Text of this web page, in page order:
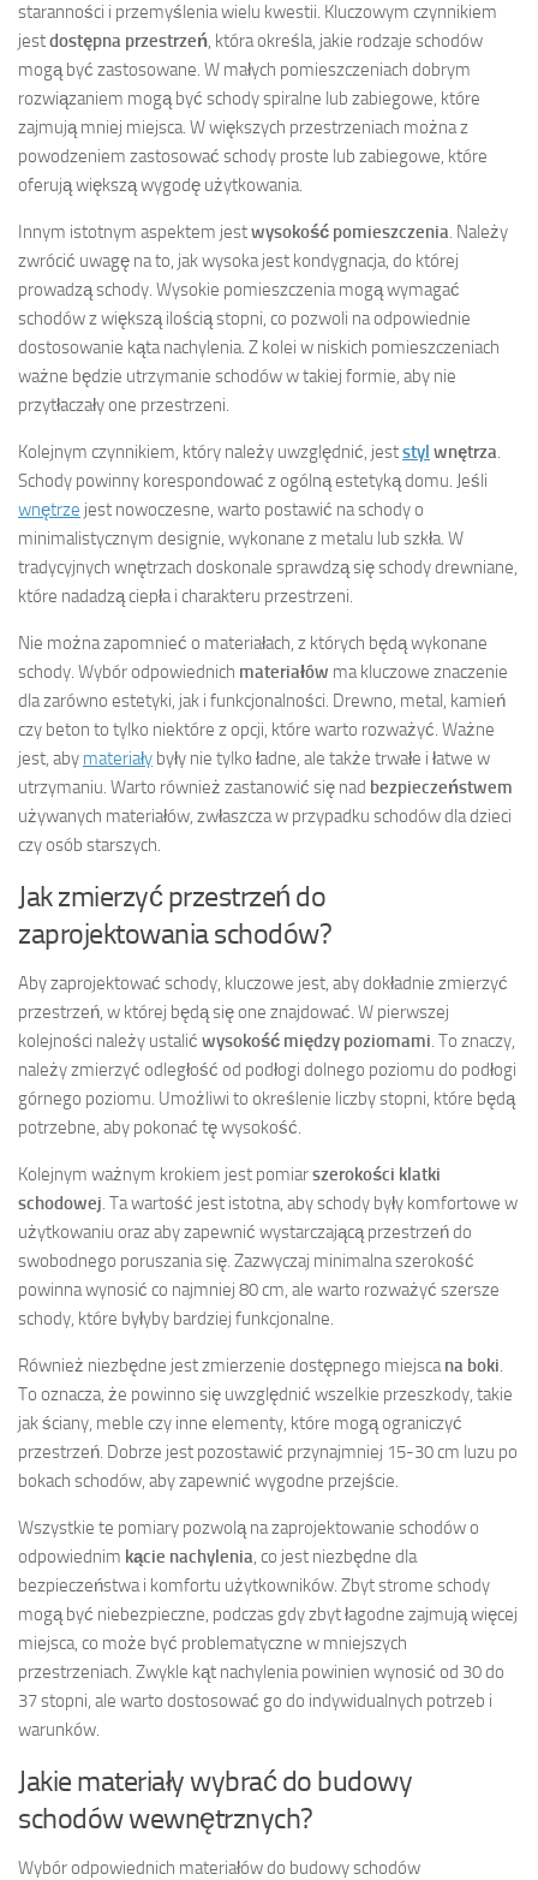
staranności i przemyślenia wielu kwestii. Kluczowym czynnikiem
jestdostępna przestrzeń, która określa, jakie rodzaje schodów
mogą być zastosowane. W małych pomieszczeniach dobrym
rozwiązaniem mogą być schody spiralne lub zabiegowe, które
zajmują mniej miejsca. W większych przestrzeniach można z
powodzeniem zastosować schody proste lub zabiegowe, które
oferują większą wygodę użytkowania.
Innym istotnym aspektem jestwysokość pomieszczenia. Należy
zwrócić uwagę na to, jak wysoka jest kondygnacja, do której
prowadzą schody. Wysokie pomieszczenia mogą wymagać
schodów z większą ilością stopni, co pozwoli na odpowiednie
dostosowanie kąta nachylenia. Z kolei w niskich pomieszczeniach
ważne będzie utrzymanie schodów w takiej formie, aby nie
przytłaczały one przestrzeni.
Kolejnym czynnikiem, który należy uwzględnić, jeststyl wnętrza.
Schody powinny korespondować z ogólną estetyką domu. Jeśli
wnętrze jest nowoczesne, warto postawić na schody o
minimalistycznym designie, wykonane z metalu lub szkła. W
tradycyjnych wnętrzach doskonale sprawdzą się schody drewniane,
które nadadzą ciepła i charakteru przestrzeni.
Nie można zapomnieć o materiałach, z których będą wykonane
schody. Wybór odpowiednich materiałów ma kluczowe znaczenie
dla zarówno estetyki, jak i funkcjonalności. Drewno, metal, kamień
czy beton to tylko niektóre z opcji, które warto rozważyć. Ważne
jest, aby materiały były nie tylko ładne, ale także trwałe i łatwe w
utrzymaniu. Warto również zastanowić się nad bezpieczeństwem
używanych materiałów, zwłaszcza w przypadku schodów dla dzieci
czy osób starszych.
Jak zmierzyć przestrzeń do
zaprojektowania schodów?
Aby zaprojektować schody, kluczowe jest, aby dokładnie zmierzyć
przestrzeń, w której będą się one znajdować. W pierwszej
kolejności należy ustalić wysokość między poziomami. To znaczy,
należy zmierzyć odległość od podłogi dolnego poziomu do podłogi
górnego poziomu. Umożliwi to określenie liczby stopni, które będą
potrzebne, aby pokonać tę wysokość.
Kolejnym ważnym krokiem jest pomiarszerokości klatki
schodowej. Ta wartość jest istotna, aby schody były komfortowe w
użytkowaniu oraz aby zapewnić wystarczającą przestrzeń do
swobodnego poruszania się. Zazwyczaj minimalna szerokość
powinna wynosić co najmniej 80 cm, ale warto rozważyć szersze
schody, które byłyby bardziej funkcjonalne.
Również niezbędne jest zmierzenie dostępnego miejscana boki.
To oznacza, że powinno się uwzględnić wszelkie przeszkody, takie
jak ściany, meble czy inne elementy, które mogą ograniczyć
przestrzeń. Dobrze jest pozostawić przynajmniej 15-30 cm luzu po
bokach schodów, aby zapewnić wygodne przejście.
Wszystkie te pomiary pozwolą na zaprojektowanie schodów o
odpowiednim kącie nachylenia, co jest niezbędne dla
bezpieczeństwa i komfortu użytkowników. Zbyt strome schody
mogą być niebezpieczne, podczas gdy zbyt łagodne zajmują więcej
miejsca, co może być problematyczne w mniejszych
przestrzeniach. Zwykle kąt nachylenia powinien wynosić od 30 do
37 stopni, ale warto dostosować go do indywidualnych potrzeb i
warunków.
Jakie materiały wybrać do budowy
schodów wewnętrznych?
Wybór odpowiednich materiałów do budowy schodów